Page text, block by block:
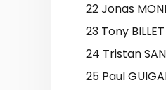
22 Jonas
23 Tony
24 Tristan
25 Paul